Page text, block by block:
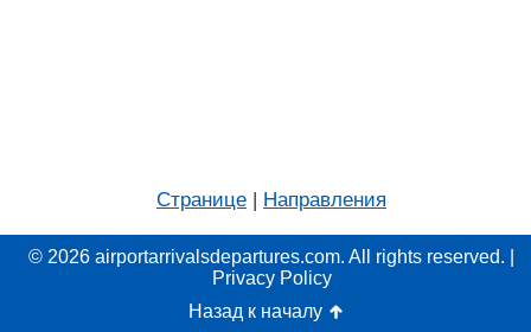
Странице | Направления
© 2026 airportarrivalsdepartures.com. All rights reserved. |
Privacy Policy
Назад к началу